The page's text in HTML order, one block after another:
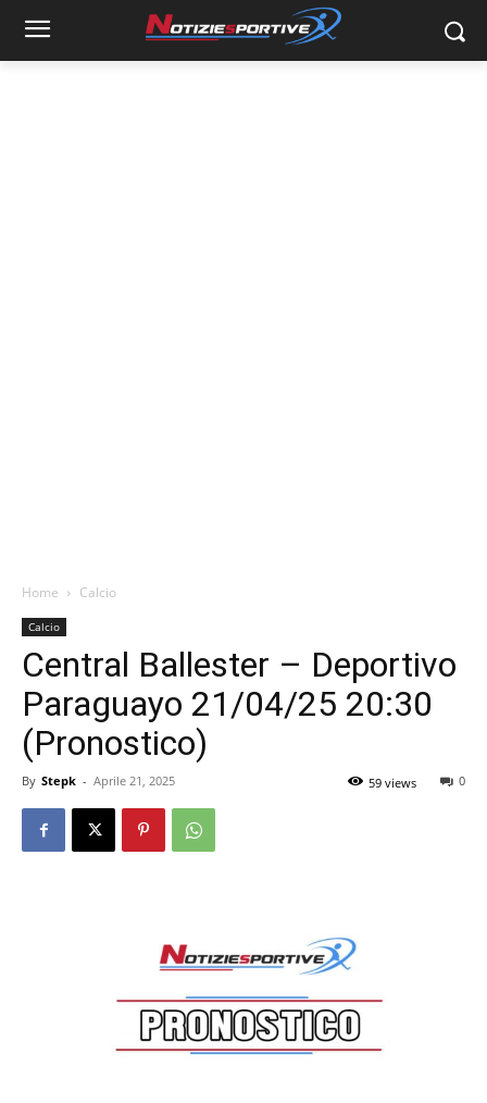
Home Calcio
Calcio
Central Ballester – Deportivo
Paraguayo 21/04/25 20:30
(Pronostico)
By Stepk - Aprile 21, 2025 0
59 views